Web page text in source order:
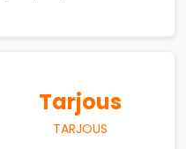
Tarjous
TARJOUS